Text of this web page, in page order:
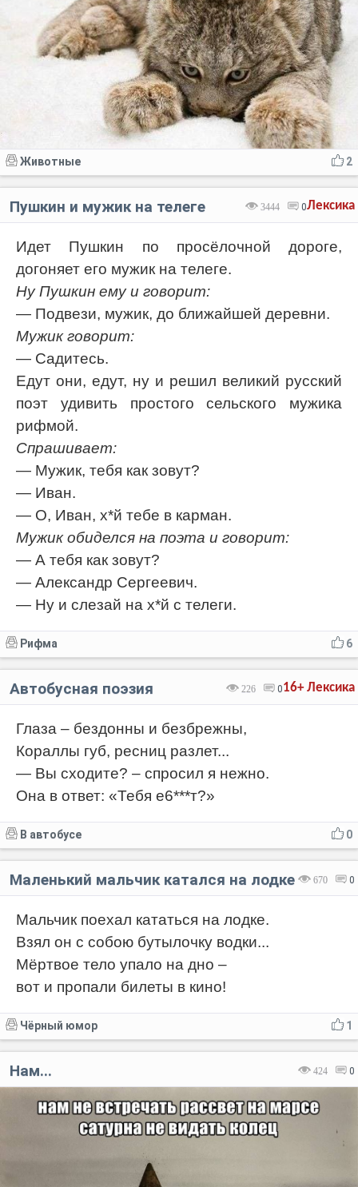
2
Животные
Лексика
3444 0
Пушкин и мужик на телеге
Идет Пушкин по просёлочной дороге,
догоняет его мужик на телеге.
Ну Пушкин ему и говорит:
— Подвези, мужик, до ближайшей деревни.
Мужик говорит:
— Садитесь.
Едут они, едут, ну и решил великий русский
поэт удивить простого сельского мужика
рифмой.
Спрашивает:
— Мужик, тебя как зовут?
— Иван.
— О, Иван, х*й тебе в карман.
Мужик обиделся на поэта и говорит:
— А тебя как зовут?
— Александр Сергеевич.
— Ну и слезай на х*й с телеги.
6
Рифма
Лексика
16+
226 0
Автобусная поэзия
Глаза – бездонны и безбрежны,
Кораллы губ, ресниц разлет...
— Вы сходите? – спросил я нежно.
Она в ответ: «Тебя е6***т?»
0
В автобусе
670 0
Маленький мальчик катался на лодке
Мальчик поехал кататься на лодке.
Взял он с собою бутылочку водки...
Мёртвое тело упало на дно –
вот и пропали билеты в кино!
1
Чёрный юмор
424 0
Нам...